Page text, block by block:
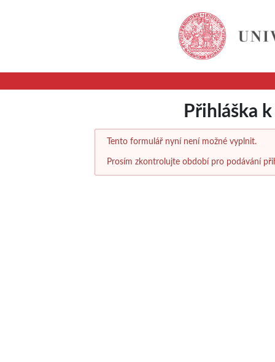
Přihláška
Tento formulář nyní není možné vyplnit.
Prosím zkontrolujte období pro podávání